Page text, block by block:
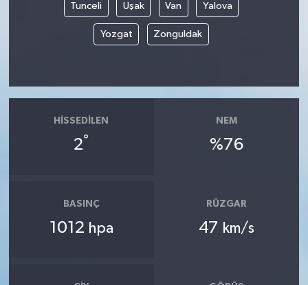
Tunceli Uşak Van Yalova
Yozgat Zonguldak
HISSEDILEN
2°
NEM
%76
BASINÇ
1012 hpa
RÜZGAR
47 km/s